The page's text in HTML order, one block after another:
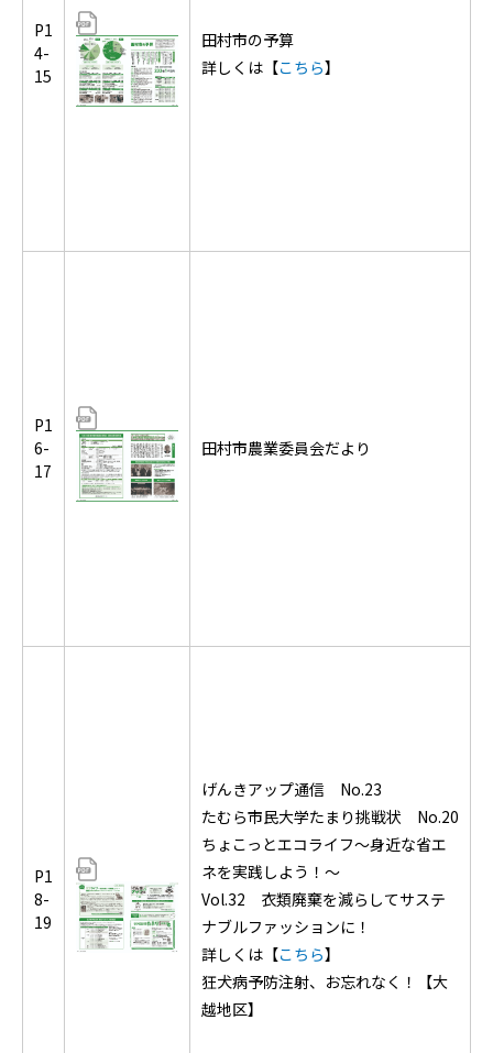
P1
4-
15
田村市の予算
詳しくは【こちら】
P1
6-
17
田村市農業委員会だより
P1
8-
19
げんきアップ通信 No.23
たむら市民大学たまり挑戦状 No.20
ちょこっとエコライフ～身近な省エ
ネを実践しよう！～
Vol.32 衣類廃棄を減らしてサステ
ナブルファッションに！
詳しくは【こちら】
狂犬病予防注射、お忘れなく！【大
越地区】